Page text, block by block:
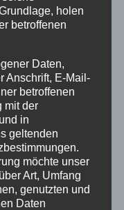
(HK) in
Dr.
-
holen
betroffenen
Daten,
Anschrift, E-Mail-
betroffenen
mit der
in
geltenden
möchte unser
Art, Umfang
genutzten und
Daten